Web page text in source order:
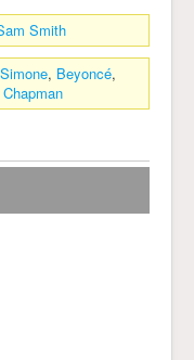
Smith
, Beyoncé,